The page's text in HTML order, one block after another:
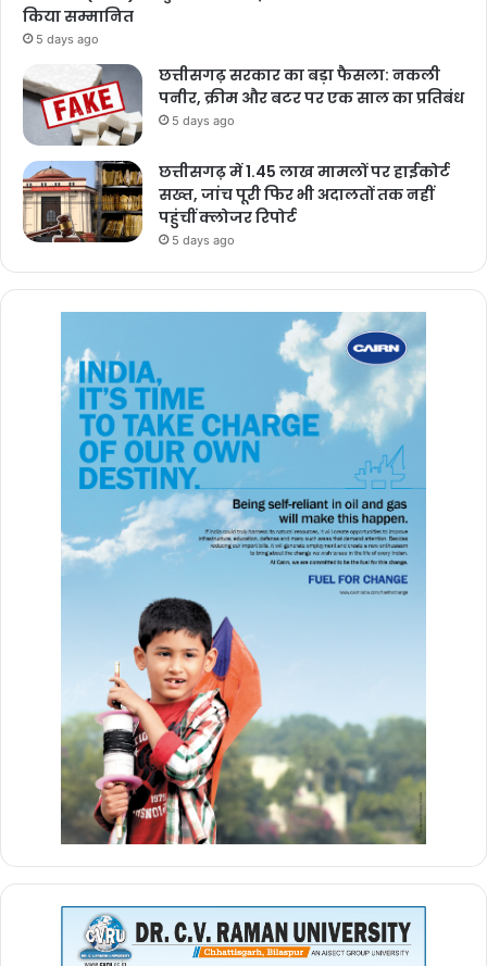
किया सम्मानित
5 days ago
छत्तीसगढ़ सरकार का बड़ा फैसला: नकली
पनीर, क्रीम और बटर पर एक साल का प्रतिबंध
5 days ago
छत्तीसगढ़ में 1.45 लाख मामलों पर हाईकोर्ट
सख्त, जांच पूरी फिर भी अदालतों तक नहीं
पहुंचीं क्लोजर रिपोर्ट
5 days ago